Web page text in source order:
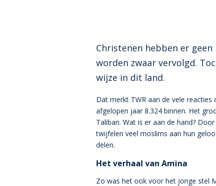
Christenen hebben er
worden zwaar vervolgd.
wijze in dit land.
Dat merkt TWR aan de vele
afgelopen jaar 8.324 binnen. Het
Taliban. Wat is er aan de hand?
twijfelen veel moslims aan hun
delen.
Het verhaal van Amina
Zo was het ook voor het jonge stel